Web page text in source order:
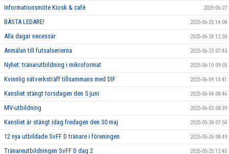
Informationsmöte Kiosk & café 2025-06-27
BÄSTA LEDARE! 2025-06-25 14:08
Alla dagar necessär 2025-06-24 12:30
Anmälan till futsalserierna 2025-06-23 07:43
Nyhet: tränarutbildning i mikroformat 2025-06-10 09:05
Kvinnlig nätverksträff tillsammans med DIF 2025-06-09 15:41
Kansliet stängt torsdagen den 5 juni 2025-06-04 08:46
MV-utbildning 2025-06-03 08:39
Kansliet är stängt idag fredagen den 30 maj 2025-05-30 07:54
12 nya utbildade SvFF D tränare i föreningen 2025-05-26 08:49
Tränareutbildningen SvFF D dag 2 2025-05-25 12:45